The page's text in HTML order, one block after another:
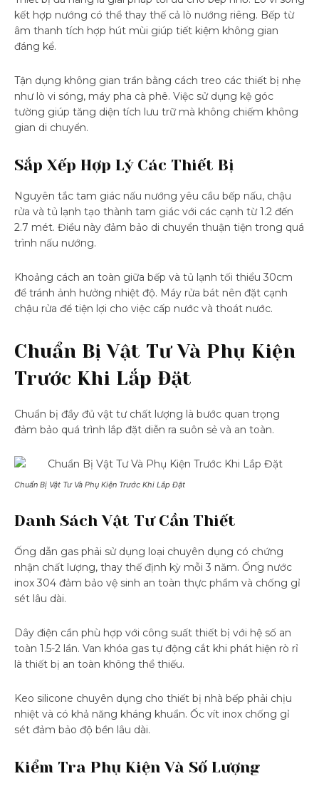
kết hợp nướng có thể thay thế cả lò nướng riêng. Bếp từ
âm thanh tích hợp hút mùi giúp tiết kiệm không gian
đáng kể.
Tận dụng không gian trần bằng cách treo các thiết bị nhẹ
như lò vi sóng, máy pha cà phê. Việc sử dụng kệ góc
tường giúp tăng diện tích lưu trữ mà không chiếm không
gian di chuyển.
Sắp Xếp Hợp Lý Các Thiết Bị
Nguyên tắc tam giác nấu nướng yêu cầu bếp nấu, chậu
rửa và tủ lạnh tạo thành tam giác với các cạnh từ 1.2 đến
2.7 mét. Điều này đảm bảo di chuyển thuận tiện trong quá
trình nấu nướng.
Khoảng cách an toàn giữa bếp và tủ lạnh tối thiểu 30cm
để tránh ảnh hưởng nhiệt độ. Máy rửa bát nên đặt cạnh
chậu rửa để tiện lợi cho việc cấp nước và thoát nước.
Chuẩn Bị Vật Tư Và Phụ Kiện
Trước Khi Lắp Đặt
Chuẩn bị đầy đủ vật tư chất lượng là bước quan trọng
đảm bảo quá trình lắp đặt diễn ra suôn sẻ và an toàn.
Chuẩn Bị Vật Tư Và Phụ Kiện Trước Khi Lắp Đặt
Danh Sách Vật Tư Cần Thiết
Ống dẫn gas phải sử dụng loại chuyên dụng có chứng
nhận chất lượng, thay thế định kỳ mỗi 3 năm. Ống nước
inox 304 đảm bảo vệ sinh an toàn thực phẩm và chống gỉ
sét lâu dài.
Dây điện cần phù hợp với công suất thiết bị với hệ số an
toàn 1.5-2 lần. Van khóa gas tự động cắt khi phát hiện rò rỉ
là thiết bị an toàn không thể thiếu.
Keo silicone chuyên dụng cho thiết bị nhà bếp phải chịu
nhiệt và có khả năng kháng khuẩn. Ốc vít inox chống gỉ
sét đảm bảo độ bền lâu dài.
Kiểm Tra Phụ Kiện Và Số Lượng